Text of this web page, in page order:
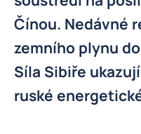
Čínou. Nedávné
zemního plynu
Síla Sibiře
ruské